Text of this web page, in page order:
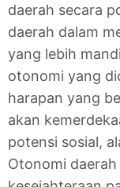
daerah secara
daerah dalam
yang lebih
otonomi yang
harapan yang
akan
potensi sosial,
Otonomi